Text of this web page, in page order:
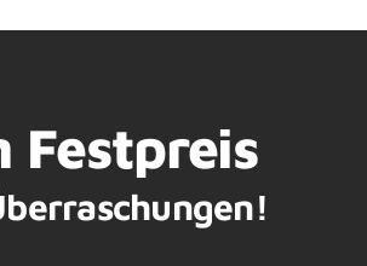
Festpreis